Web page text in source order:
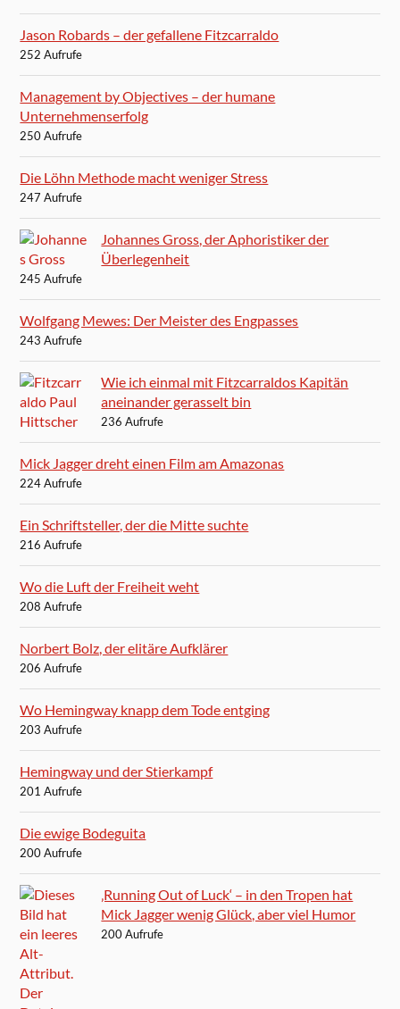
Jason Robards – der gefallene Fitzcarraldo
252 Aufrufe
Management by Objectives – der humane
Unternehmenserfolg
250 Aufrufe
Die Löhn Methode macht weniger Stress
247 Aufrufe
Johannes Gross, der Aphoristiker der
Überlegenheit
245 Aufrufe
Wolfgang Mewes: Der Meister des Engpasses
243 Aufrufe
Wie ich einmal mit Fitzcarraldos Kapitän
aneinander gerasselt bin
236 Aufrufe
Mick Jagger dreht einen Film am Amazonas
224 Aufrufe
Ein Schriftsteller, der die Mitte suchte
216 Aufrufe
Wo die Luft der Freiheit weht
208 Aufrufe
Norbert Bolz, der elitäre Aufklärer
206 Aufrufe
Wo Hemingway knapp dem Tode entging
203 Aufrufe
Hemingway und der Stierkampf
201 Aufrufe
Die ewige Bodeguita
200 Aufrufe
‚Running Out of Luck‘ – in den Tropen hat
Mick Jagger wenig Glück, aber viel Humor
200 Aufrufe